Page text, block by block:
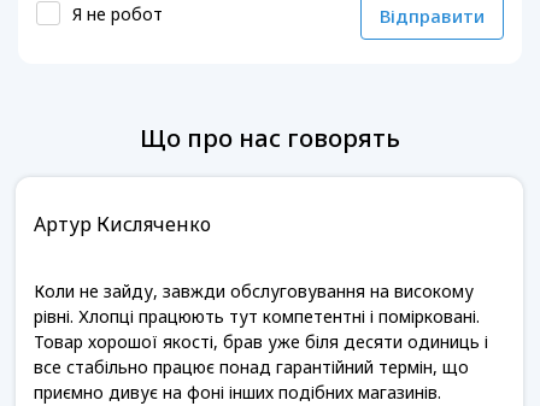
Я не робот Відправити
Що про нас говорять
Артур Кисляченко
Коли не зайду, завжди обслуговування на високому
рівні. Хлопці працюють тут компетентні і помірковані.
Товар хорошої якості, брав уже біля десяти одиниць і
все стабільно працює понад гарантійний термін, що
приємно дивує на фоні інших подібних магазинів.